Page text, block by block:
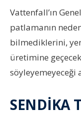
Vattenfall’ın
patlamanın
bilmediklerini,
üretimine
söyleyemeyeceği
SENDİKA